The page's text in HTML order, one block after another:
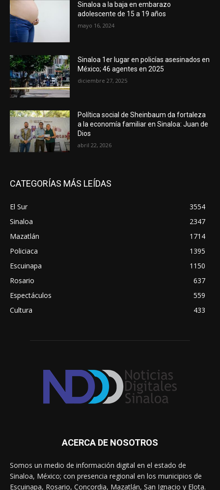
Sinaloa a la baja en embarazo
adolescente de 15 a 19 años
mayo 16, 2024
Sinaloa 1er lugar en policías asesinados en
México; 46 agentes en 2025
diciembre 27, 2025
Política social de Sheinbaum da fortaleza
a la economía familiar en Sinaloa: Juan de
Dios
abril 22, 2026
CATEGORÍAS MÁS LEÍDAS
El Sur
3554
Sinaloa
2347
Mazatlán
1714
Policiaca
1395
Escuinapa
1150
Rosario
637
Espectáculos
559
Cultura
433
ACERCA DE NOSOTROS
Somos un medio de información digital en el estado de
Sinaloa, México; con presencia regional en los municipios de
Escuinapa, Rosario, Concordia, Mazatlán, San Ignacio y Elota.